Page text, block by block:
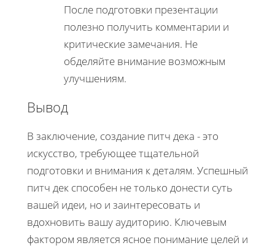
После подготовки презентации
полезно получить комментарии и
критические замечания. Не
обделяйте внимание возможным
улучшениям.
Вывод
В заключение, создание питч дека - это
искусство, требующее тщательной
подготовки и внимания к деталям. Успешный
питч дек способен не только донести суть
вашей идеи, но и заинтересовать и
вдохновить вашу аудиторию. Ключевым
фактором является ясное понимание целей и